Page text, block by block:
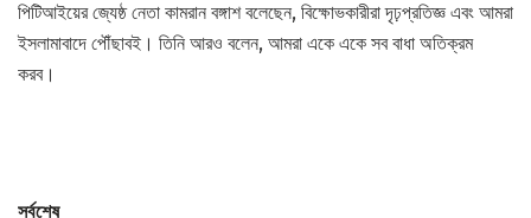
পিটিআইয়ের জ্যেষ্ঠ নেতা কামরান বঙ্গাশ বলেছেন, বিক্ষোভকারীরা দৃঢ়প্রতিজ্ঞ এবং আমরা
ইসলামাবাদে পৌঁছাবই। তিনি আরও বলেন, আমরা একে একে সব বাধা অতিক্রম
করব।
সর্বশেষ